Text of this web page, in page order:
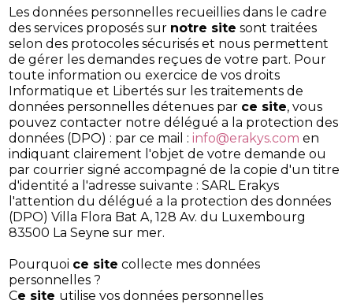
Les données personnelles recueillies dans le cadre
des services proposés sur notre site sont traitées
selon des protocoles sécurisés et nous permettent
de gérer les demandes reçues de votre part. Pour
toute information ou exercice de vos droits
Informatique et Libertés sur les traitements de
données personnelles détenues par ce site, vous
pouvez contacter notre délégué a la protection des
données (DPO) : par ce mail : info@erakys.com en
indiquant clairement l'objet de votre demande ou
par courrier signé accompagné de la copie d'un titre
d'identité a l'adresse suivante : SARL Erakys
l'attention du délégué a la protection des données
(DPO) Villa Flora Bat A, 128 Av. du Luxembourg
83500 La Seyne sur mer.
Pourquoi ce site collecte mes données
personnelles ?
Ce site utilise vos données personnelles